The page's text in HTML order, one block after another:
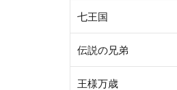
七王国
伝説の兄弟
王様万歳